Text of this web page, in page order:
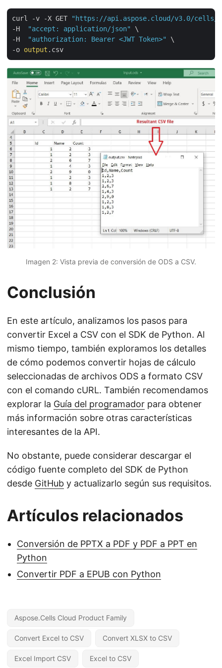
curl -v -X GET
"https://api.aspose.cloud/v3.0/cells/
-H
"accept: application/json"
\
-H
"authorization: Bearer <JWT Token>"
\
-o output
Imagen 2: Vista previa de conversión de ODS a CSV.
Conclusión
En este artículo, analizamos los pasos para
convertir Excel a CSV con el SDK de Python. Al
mismo tiempo, también exploramos los detalles
de cómo podemos convertir hojas de cálculo
seleccionadas de archivos ODS a formato CSV
con el comando cURL. También recomendamos
explorar la Guía del programador para obtener
más información sobre otras características
interesantes de la API.
No obstante, puede considerar descargar el
código fuente completo del SDK de Python
desde GitHub y actualizarlo según sus requisitos.
Artículos relacionados
Conversión de PPTX a PDF y PDF a PPT en
Python
Convertir PDF a EPUB con Python
Aspose.Cells Cloud Product Family
Convert Excel to CSV Convert XLSX to CSV
Excel Import CSV Excel to CSV